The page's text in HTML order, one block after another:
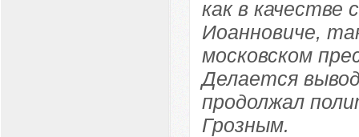
как в качестве
Иоанновиче,
московском
Делается
продолжал
Грозным.